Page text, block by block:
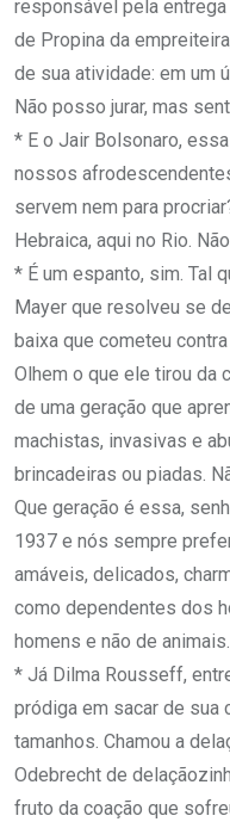
responsável pela
de Propina da
de sua atividade: em um
Não posso jurar, mas
* E o Jair Bolsonaro,
nossos
servem nem para
Hebraica, aqui no Rio.
* É um espanto, sim. Tal
Mayer que resolveu se
baixa que cometeu
Olhem o que ele tirou da
de uma geração que
machistas, invasivas e
brincadeiras ou piadas.
Que geração é essa,
1937 e nós sempre
amáveis, delicados,
como dependentes dos
homens e não de
* Já Dilma Rousseff,
pródiga em sacar de sua
tamanhos. Chamou a
Odebrecht de
fruto da coação que